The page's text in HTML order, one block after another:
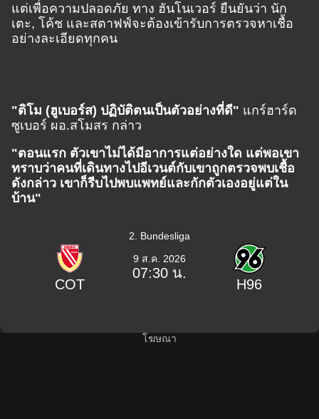
แต่เพื่อความปลอดภัย ทาง ฮันโนเวอร์ ยืนยันว่า นัก
เตะ, โค้ช และสตาฟฟ์จะต้องเข้ารับการตรวจหาเชื้อ
อย่างละเอียดทุกคน
"ติโม (ฮูเบอร์ส) ปฏิบัติตนเป็นตัวอย่างที่ดี" แกร์ฮาร์ด
ซูเบอร์ ผอ.สโมสร กล่าว
"ตอนแรก ตัวเขาไม่ได้มีอาการแต่อย่างใด แต่พอเขา
ทราบว่าคนที่เดินทางไปอีเวนต์กับเขาถูกตรวจพบเชื้อ
ดังกล่าว เขาก็รีบไปพบแพทย์และกักตัวเองอยู่แต่ใน
บ้าน"
2. Bundesliga
COT
9 ส.ค. 2026
07:30 น.
H96
โฆษณา